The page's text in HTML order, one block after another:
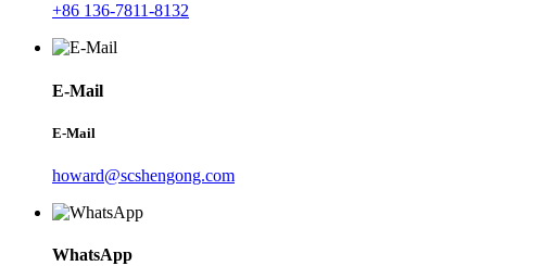
+86 136-7811-8132
E-Mail
E-Mail
howard@scshengong.com
WhatsApp